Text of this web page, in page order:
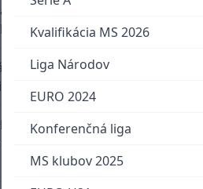
Kvalifikácia MS 2026
Liga Národov
EURO 2024
Konferenčná liga
MS klubov 2025
Marián Hossa sa po
Selič zničil Švajčiarov a
Gretzky Cupu
osemnástka
semifinále Hlinka